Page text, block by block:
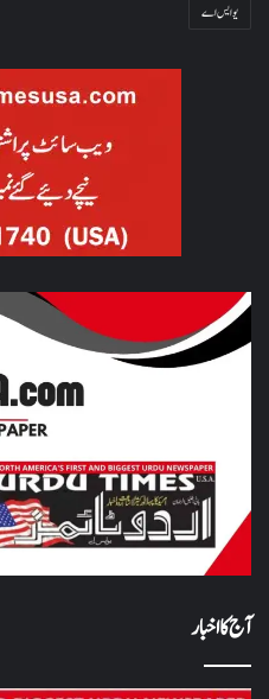
یو ایس اے
آج کا اخبار